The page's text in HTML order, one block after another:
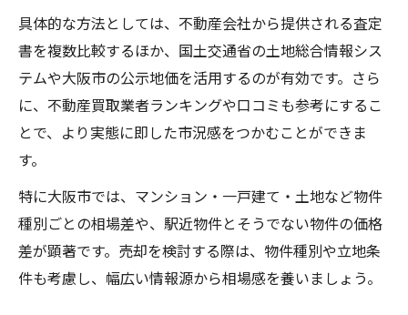
具体的な方法としては、不動産会社から提供される査定
書を複数比較するほか、国土交通省の土地総合情報シス
テムや大阪市の公示地価を活用するのが有効です。さら
に、不動産買取業者ランキングや口コミも参考にするこ
とで、より実態に即した市況感をつかむことができま
す。
特に大阪市では、マンション・一戸建て・土地など物件
種別ごとの相場差や、駅近物件とそうでない物件の価格
差が顕著です。売却を検討する際は、物件種別や立地条
件も考慮し、幅広い情報源から相場感を養いましょう。